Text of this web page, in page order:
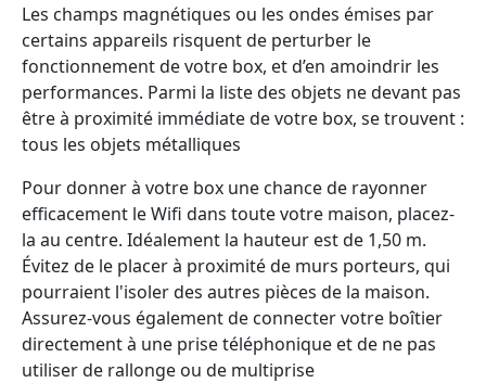
Les champs magnétiques ou les ondes émises par
certains appareils risquent de perturber le
fonctionnement de votre box, et d’en amoindrir les
performances. Parmi la liste des objets ne devant pas
être à proximité immédiate de votre box, se trouvent :
tous les objets métalliques
Pour donner à votre box une chance de rayonner
efficacement le Wifi dans toute votre maison, placez-
la au centre. Idéalement la hauteur est de 1,50 m.
Évitez de le placer à proximité de murs porteurs, qui
pourraient l'isoler des autres pièces de la maison.
Assurez-vous également de connecter votre boîtier
directement à une prise téléphonique et de ne pas
utiliser de rallonge ou de multiprise